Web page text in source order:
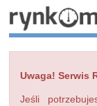
Uwaga! Serwis
Jeśli